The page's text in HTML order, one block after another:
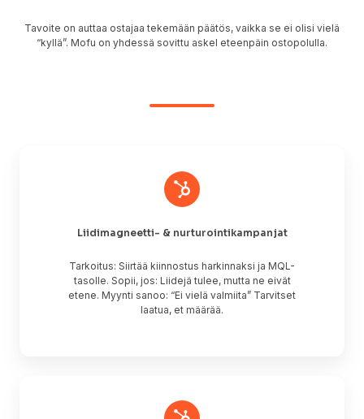
Tavoite on auttaa ostajaa tekemään päätös, vaikka se ei olisi vielä
“kyllä”. Mofu on yhdessä sovittu askel eteenpäin ostopolulla.
Liidimagneetti- & nurturointikampanjat
Tarkoitus: Siirtää kiinnostus harkinnaksi ja MQL-
tasolle. Sopii, jos: Liidejä tulee, mutta ne eivät
etene. Myynti sanoo: “Ei vielä valmiita” Tarvitset
laatua, et määrää.
nurturointikampanjat
Account-